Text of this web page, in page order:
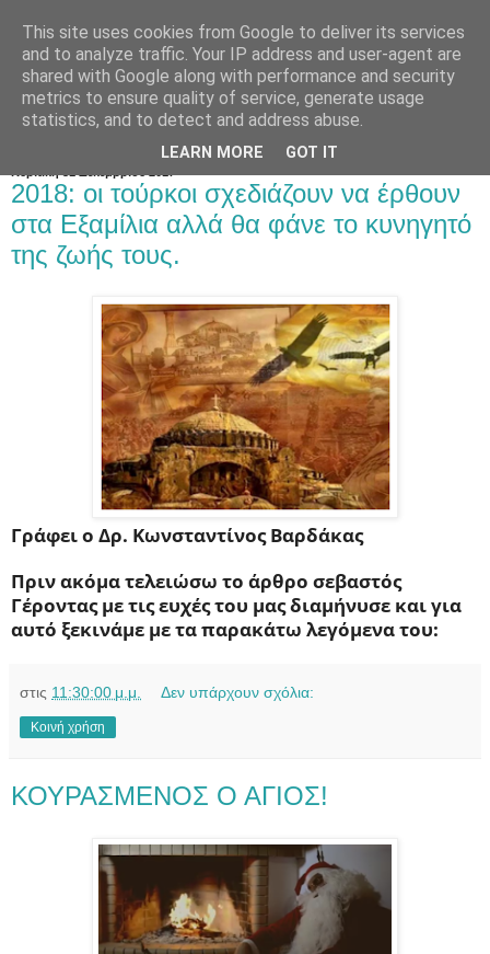
2018: οι τούρκοι σχεδιάζουν να έρθουν
στα Εξαμίλια αλλά θα φάνε το κυνηγητό
της ζωής τους.
Γράφει ο Δρ. Κωνσταντίνος Βαρδάκας
Πριν ακόμα τελειώσω το άρθρο σεβαστός
Γέροντας με τις ευχές του μας διαμήνυσε καιγια
αυτό ξεκινάμε μετα παρακάτω λεγόμενα του:
στις 11:30:00 μ.μ. Δεν υπάρχουν σχόλια:
Κοινή χρήση
ΚΟΥΡΑΣΜΕΝΟΣ Ο ΑΓΙΟΣ!
This site uses cookies from Google to deliver its services
and to analyze traffic. Your IP address and user-agent are
shared with Google along with performance and security
metrics to ensure quality of service, generate usage
statistics, and to detect and address abuse.
LEARN MORE GOT IT